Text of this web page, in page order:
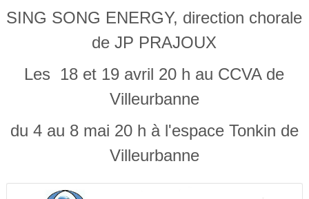
SING SONG ENERGY, direction chorale
de JP PRAJOUX
Les 18 et 19 avril 20 h au CCVA de
Villeurbanne
du 4 au 8 mai 20 h à l'espace Tonkin de
Villeurbanne